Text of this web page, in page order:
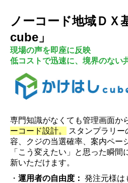
ノーコード地域ＤＸ
cube」
現場の声を即座に反映
低コストで迅速に、境界のない
専門知識がなくても管理画面か
ーコード設計。
スタンプラリー
容、クジの当選確率、案内ペー
「こう変えたい」と思った瞬間
新いただけます。
・ 運用者の自由度： 発注元様は